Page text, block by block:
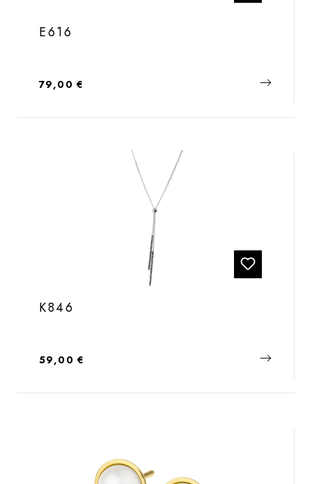
E616
Regulärer Preis:
79,00 €
K846
Regulärer Preis:
59,00 €